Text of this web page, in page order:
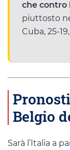
che contro
piuttosto
Cuba, 25-
Belgio
Sarà l’Italia a